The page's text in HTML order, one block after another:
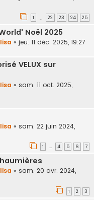
1 … 22 23 24 25
Noël 2025
« jeu. 11 déc. 2025, 19:27
VELUX sur
« sam. 11 oct. 2025,
« sam. 22 juin 2024,
1 … 4 5 6 7
« sam. 20 avr. 2024,
1 2 3